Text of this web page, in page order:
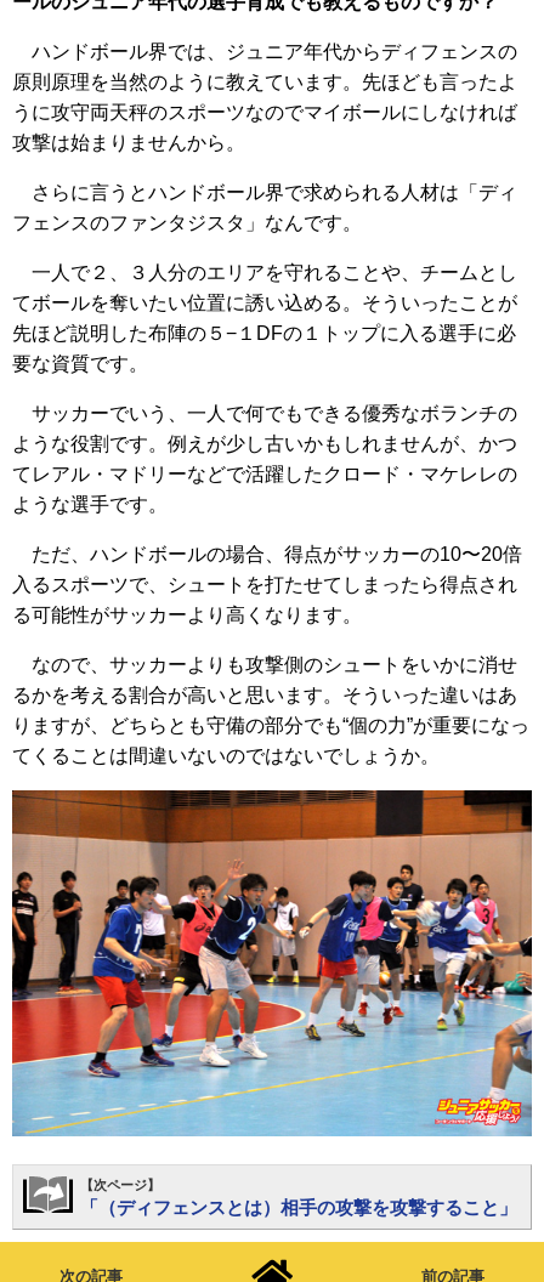
ハンドボール界では、ジュニア年代からディフェンスの
原則原理を当然のように教えています。先ほども言ったよ
うに攻守両天秤のスポーツなのでマイボールにしなければ
攻撃は始まりませんから。
さらに言うとハンドボール界で求められる人材は「ディ
フェンスのファンタジスタ」なんです。
一人で２、３人分のエリアを守れることや、チームとし
てボールを奪いたい位置に誘い込める。そういったことが
先ほど説明した布陣の５−１DFの１トップに入る選手に必
要な資質です。
サッカーでいう、一人で何でもできる優秀なボランチの
ような役割です。例えが少し古いかもしれませんが、かつ
てレアル・マドリーなどで活躍したクロード・マケレレの
ような選手です。
ただ、ハンドボールの場合、得点がサッカーの10〜20倍
入るスポーツで、シュートを打たせてしまったら得点され
る可能性がサッカーより高くなります。
なので、サッカーよりも攻撃側のシュートをいかに消せ
るかを考える割合が高いと思います。そういった違いはあ
りますが、どちらとも守備の部分でも“個の力”が重要になっ
てくることは間違いないのではないでしょうか。
【次ページ】
「（ディフェンスとは）相手の攻撃を攻撃すること」
次の記事 前の記事